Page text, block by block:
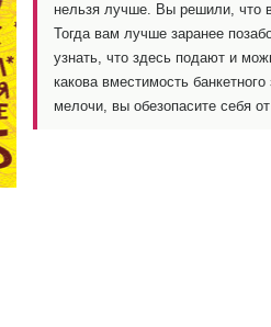
нельзя лучше. Вы решили, что
Тогда вам лучше заранее
узнать, что здесь подают и
какова вместимость
мелочи, вы обезопасите себя